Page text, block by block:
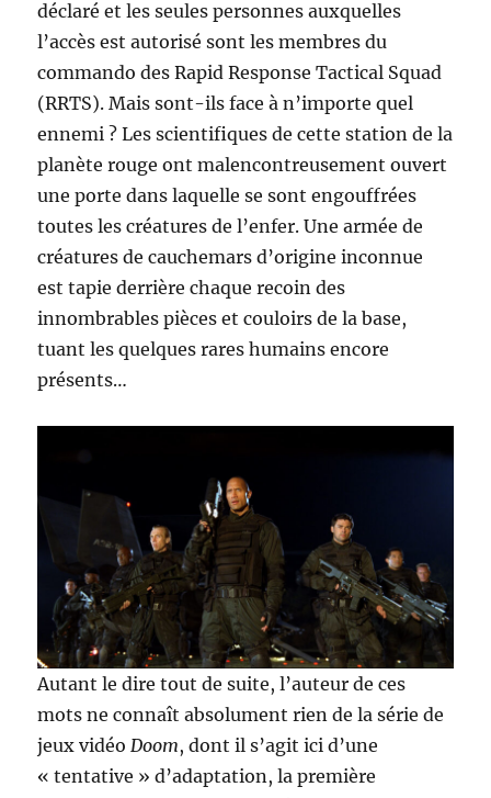
déclaré et les seules personnes auxquelles
l’accès est autorisé sont les membres du
commando des Rapid Response Tactical Squad
(RRTS). Mais sont-ils face à n’importe quel
ennemi ? Les scientifiques de cette station de la
planète rouge ont malencontreusement ouvert
une porte dans laquelle se sont engouffrées
toutes les créatures de l’enfer. Une armée de
créatures de cauchemars d’origine inconnue
est tapie derrière chaque recoin des
innombrables pièces et couloirs de la base,
tuant les quelques rares humains encore
présents…
Autant le dire tout de suite, l’auteur de ces
mots ne connaît absolument rien de la série de
jeux vidéoDoom, dont il s’agit ici d’une
« tentative » d’adaptation, la première